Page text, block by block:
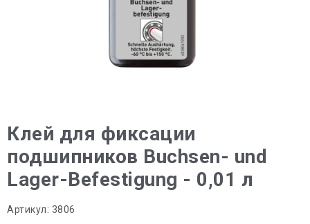
Клей для фиксации
подшипников Buchsen- und
Lager-Befestigung - 0,01 л
Артикул: 3806